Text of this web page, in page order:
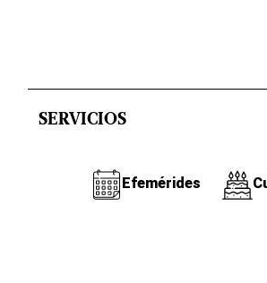
SERVICIOS
Efemérides